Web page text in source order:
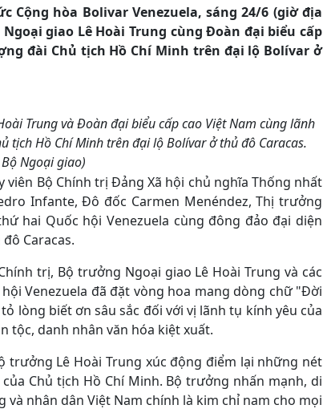
hòa Bolivar Venezuela, sáng 24/6 (giờ địa
giao Lê Hoài Trung cùng Đoàn đại biểu cấp
đài Chủ tịch Hồ Chí Minh trên đại lộ Bolívar ở
Trung và Đoàn đại biểu cấp cao Việt Nam cùng lãnh
tịch Hồ Chí Minh trên đại lộ Bolívar ở thủ đô Caracas.
Ngoại giao)
viên Bộ Chính trị Đảng Xã hội chủ nghĩa Thống nhất
Infante, Đô đốc Carmen Menéndez, Thị trưởng
hai Quốc hội Venezuela cùng đông đảo đại diện
Caracas.
trị, Bộ trưởng Ngoại giao Lê Hoài Trung và các
Venezuela đã đặt vòng hoa mang dòng chữ "Đời
lòng biết ơn sâu sắc đối với vị lãnh tụ kính yêu của
tộc, danh nhân văn hóa kiệt xuất.
trưởng Lê Hoài Trung xúc động điểm lại những nét
Chủ tịch Hồ Chí Minh. Bộ trưởng nhấn mạnh, di
nhân dân Việt Nam chính là kim chỉ nam cho mọi